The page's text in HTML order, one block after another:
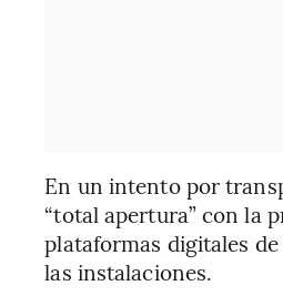
En un intento por
“total apertura” con la
plataformas digitales
las instalaciones.